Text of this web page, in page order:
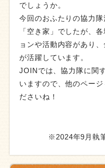
でしょうか。
今回のおふたりの協力
「空き家」でしたが、
ョンや活動内容があり
が活躍しています。
JOINでは、協力隊に関
いますので、他のペー
ださいね！
※2024年9月執